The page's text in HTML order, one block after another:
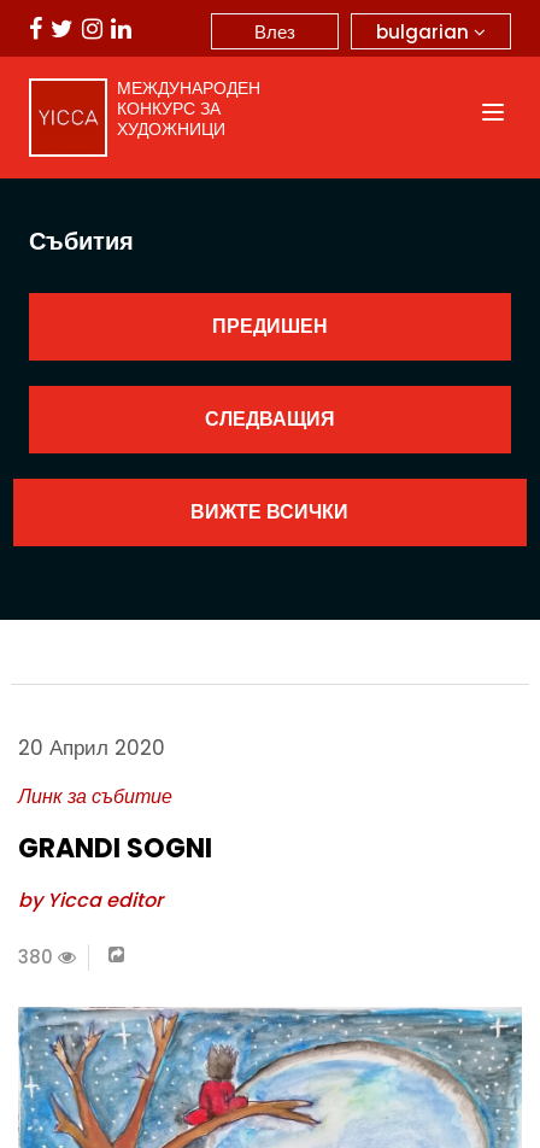
bulgarian
Влез
МЕЖДУНАРОДЕН
КОНКУРС ЗА
ХУДОЖНИЦИ
Събития
20 Април 2020
Линк за събитие
GRANDI SOGNI
by Yicca editor
380